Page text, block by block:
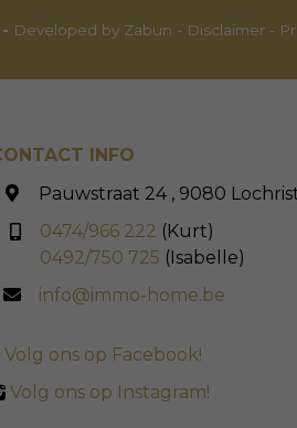
Developed by Zabun - Disclaimer -
INFO
Pauwstraat 24 , 9080
0474/966 222 (Kurt)
0492/750 725 (Isabelle)
info@immo-home.be
Volg ons op Facebook!
Volg ons op Instagram!